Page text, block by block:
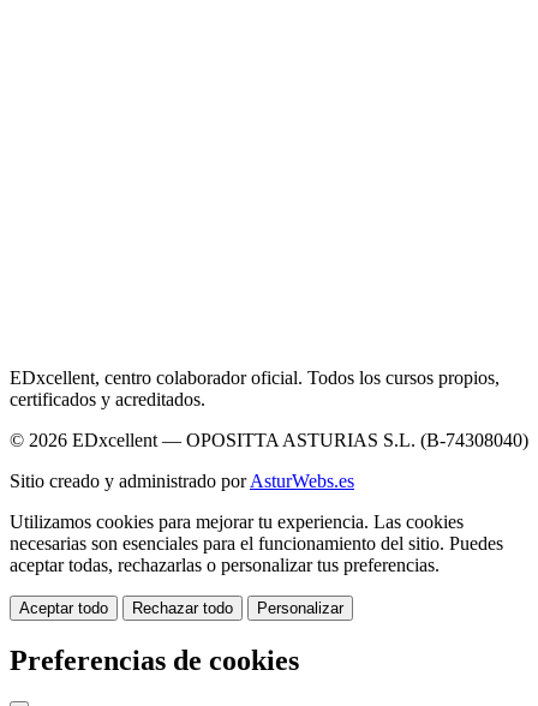
EDxcellent, centro colaborador oficial. Todos los cursos propios,
certificados y acreditados.
© 2026 EDxcellent — OPOSITTA ASTURIAS S.L. (B-74308040)
Sitio creado y administrado porAsturWebs.es
Utilizamos cookies para mejorar tu experiencia. Las cookies
necesarias son esenciales para el funcionamiento del sitio. Puedes
aceptar todas, rechazarlas o personalizar tus preferencias.
Aceptar todo Rechazar todo Personalizar
Preferencias de cookies